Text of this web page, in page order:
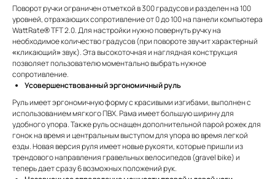
Поворот ручки ограничен отметкой в 300 градусов и разделен на 100
уровней, отражающих сопротивление от 0 до 100 на панели компьютера
WattRate® TFT 2.0. Для настройки нужно повернуть ручку на
необходимое количество градусов (при повороте звучит характерный
«кликающий» звук). Эта высокоточная и наглядная конструкция
позволяет пользователю моментально выбрать нужное
сопротивление.
Усовершенствованный эргономичный руль
Руль имеет эргономичную форму с красивыми изгибами, выполнен с
использованием мягкого ПВХ. Рама имеет большую ширину для
удобного упора. Также руль оснащен дополнительной парой рожек для
гонок на время и центральным выступом для упора во время легкой
езды. Новая версия руля имеет новые рукояти, которые пришли из
трендового направления гравельных велосипедов (gravel bike) и
теперь дает сразу 6 возможных положений рук.